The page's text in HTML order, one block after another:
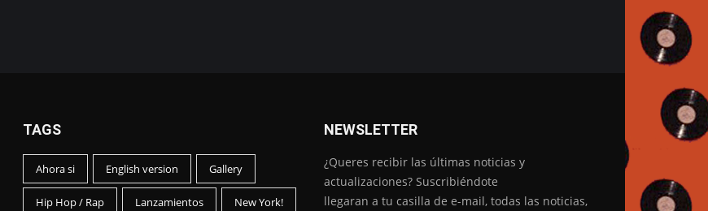
TAGS
Ahora si English version Gallery
Hip Hop / Rap Lanzamientos New York!
NEWSLETTER
¿Queres recibir las últimas noticias y
actualizaciones? Suscribiéndote
llegaran a tu casilla de e-mail, todas las noticias,